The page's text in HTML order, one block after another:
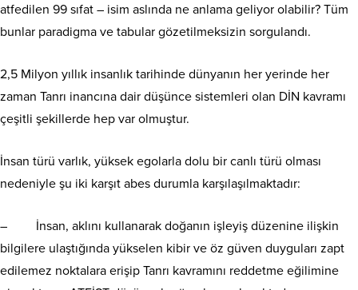
atfedilen 99 sıfat – isim aslında ne anlama geliyor olabilir? Tüm
bunlar paradigma ve tabular gözetilmeksizin sorgulandı.
2,5 Milyon yıllık insanlık tarihinde dünyanın her yerinde her
zaman Tanrı inancına dair düşünce sistemleri olan DİN kavramı
çeşitli şekillerde hep var olmuştur.
İnsan türü varlık, yüksek egolarla dolu bir canlı türü olması
nedeniyle şu iki karşıt abes durumla karşılaşılmaktadır:
– İnsan, aklını kullanarak doğanın işleyiş düzenine ilişkin
bilgilere ulaştığında yükselen kibir ve öz güven duyguları zapt
edilemez noktalara erişip Tanrı kavramını reddetme eğilimine